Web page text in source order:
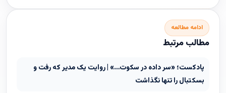
ادامه مطالعه
مطالب مرتبط
پادکست؛ «سر داده در سکوت…» | روایت یک مدیر که رفت و
بسکتبال را تنها نگذاشت